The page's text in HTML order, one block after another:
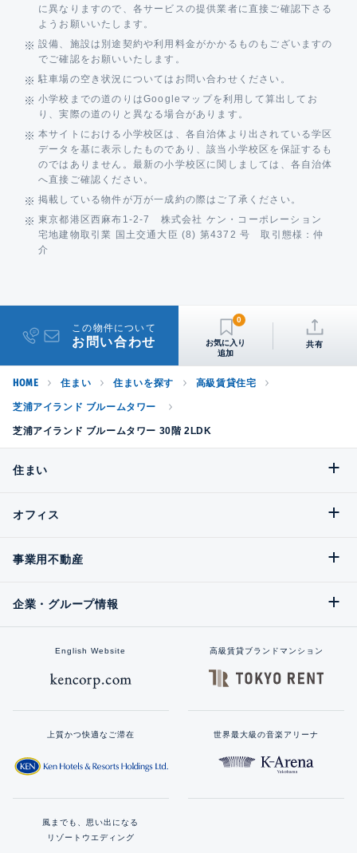
に異なりますので、各サービスの提供業者に直接ご確認下さる
ようお願いいたします。
設備、施設は別途契約や利用料金がかかるものもございますの
でご確認をお願いいたします。
駐車場の空き状況についてはお問い合わせください。
小学校までの道のりはGoogleマップを利用して算出してお
り、実際の道のりと異なる場合があります。
本サイトにおける小学校区は、各自治体より出されている学区
データを基に表示したものであり、該当小学校区を保証するも
のではありません。最新の小学校区に関しましては、各自治体
へ直接ご確認ください。
掲載している物件が万が一成約の際はご了承ください。
東京都港区西麻布1-2-7 株式会社 ケン・コーポレーション
宅地建物取引業 国土交通大臣 (8) 第4372 号 取引態様：仲
介
この物件について
お問い合わせ
0
共有
HOME 住まい 住まいを探す 高級賃貸住宅
芝浦アイランド ブルームタワー
芝浦アイランド ブルームタワー 30階 2LDK
住まい
オフィス
事業用不動産
企業・グループ情報
English Website 高級賃貸ブランドマンション
上質かつ快適なご滞在 世界最大級の音楽アリーナ
風までも、思い出になる
リゾートウエディング